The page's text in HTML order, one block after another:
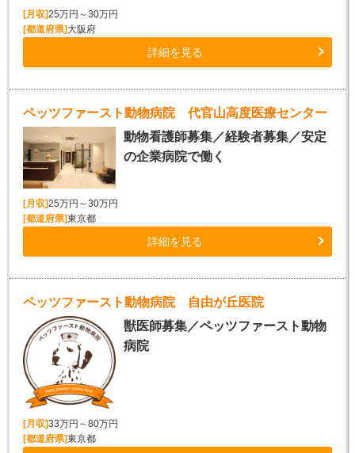
[月収]25万円～30万円
[都道府県] 大阪府
詳細を見る
ペッツファースト動物病院 代官山高度医療センター
動物看護師募集／経験者募集／安定
の企業病院で働く
[月収]25万円～30万円
[都道府県]東京都
詳細を見る
ペッツファースト動物病院 自由が丘医院
獣医師募集／ペッツファースト動物
病院
[月収]33万円～80万円
[都道府県]東京都